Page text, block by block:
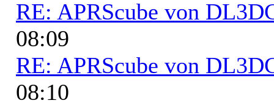
RE: APRScube von
08:09
RE: APRScube von
08:10